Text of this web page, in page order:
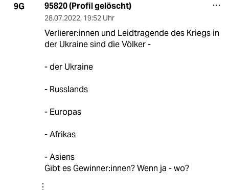
9G 95820 (Profil gelöscht)
28.07.2022, 19:52 Uhr
Verlierer:innen und Leidtragende des Kriegs in
der Ukraine sind die Völker -
- der Ukraine
- Russlands
- Europas
- Afrikas
- Asiens
Gibt es Gewinner:innen? Wenn ja - wo?